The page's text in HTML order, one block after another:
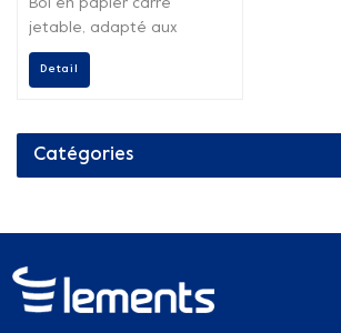
personnalisé
Bol en papier carré
jetable, adapté aux
emballages alimentaires
chinois.
Detail
Catégories